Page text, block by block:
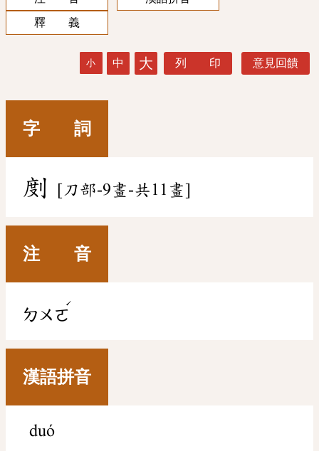
釋 義
小 中 大 列 印 意見回饋
字 詞
剫 [刀部-9畫-共11畫]
注 音
ㄉㄨㄛ
ˊ
漢語拼音
duó